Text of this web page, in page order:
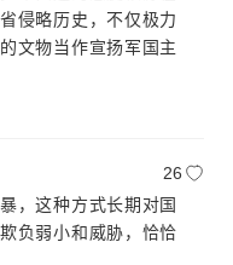
侵略历史，不仅极力
文物当作宣扬军国主
26
，这种方式长期对国
负弱小和威胁，恰恰